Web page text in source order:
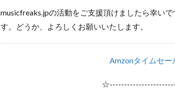
musicfreaks.jpの活動をご支援頂けましたら幸い
す。どうか、よろしくお願いいたします。
Amzonタイムセ